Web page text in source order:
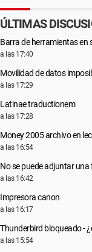
ÚLTIMAS
Barra de herramientas en
a las 17:40
Movilidad de datos
a las 17:29
Latinae traductionem
a las 17:28
Money 2005 archivo en
a las 16:54
No se puede adjuntar una
a las 16:42
Impresora canon
a las 16:17
Thunderbird bloqueado -
a las 15:54